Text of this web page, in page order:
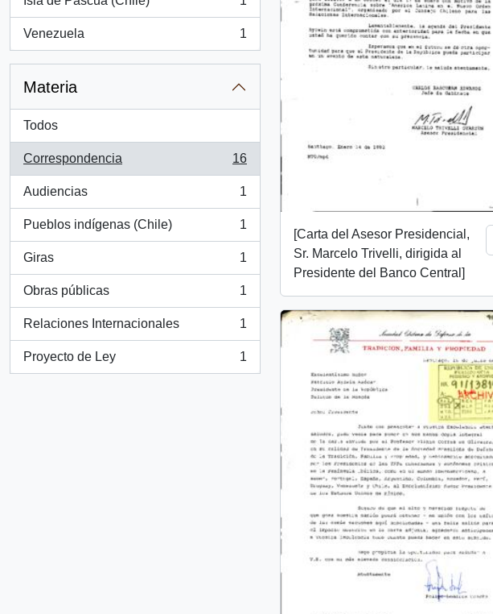
, 1 resultados
Venezuela
, 1 resultados
1
Materia
Todos
Correspondencia
, 16 resultados
16
Audiencias
, 1 resultados
1
Pueblos indígenas (Chile)
, 1 resultados
1
Giras
, 1 resultados
1
Obras públicas
, 1 resultados
1
Relaciones Internacionales
, 1 resultados
1
Proyecto de Ley
, 1 resultados
1
[Carta del Asesor Presidencial,
Sr. Marcelo Trivelli, dirigida al
Presidente del Banco Central]